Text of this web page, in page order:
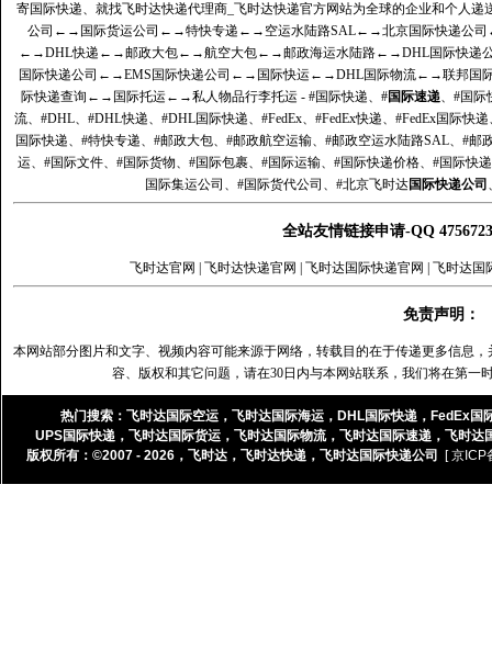
寄国际快递、就找飞时达快递代理商_飞时达快递官方网站为全球的企业和个人递
公司 ←→ 国际货运公司 ←→特快专递 ←→ 空运水陆路SAL←→北京国际快递公司
←→DHL快递 ←→邮政大包←→航空大包←→邮政海运水陆路←→DHL国际快递
国际快递公司 ←→EMS国际快递公司 ←→ 国际快运←→DHL国际物流←→联邦国
际快递查询 ←→ 国际托运←→私人物品行李托运 - #国际快递、#国际速递、#国际
流、#DHL、#DHL快递、#DHL国际快递、#FedEx、#FedEx快递、#FedEx国际快
国际快递、#特快专递、#邮政大包、#邮政航空运输、#邮政空运水陆路SAL、#
运、#国际文件、#国际货物、#国际包裹、#国际运输、#国际快递价格、#国际快
国际集运公司、#国际货代公司、#北京飞时达国际快递公司
全站友情链接申请-QQ
飞时达官网 飞时达快递官网 飞时达国际快递官网 飞时达国
免责声明：
本网站部分图片和文字、视频内容可能来源于网络，转载目的在于传递更多信息
容、版权和其它问题，请在30日内与本网站联系，我们将在第一
热门搜索： 飞时达国际空运 ， 飞时达国际海运 ， DHL国际快递 ， FedEx国
UPS国际快递 ， 飞时达国际货运 ， 飞时达国际物流， 飞时达国际速递 ， 飞时达
版权所有：©2007 - 2026， 飞时达， 飞时达快递， 飞时达国际快递公司 [ 京ICP